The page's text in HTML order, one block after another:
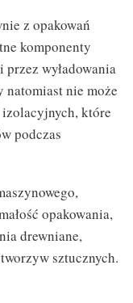
z opakowań
komponenty
wyładowania
natomiast nie może
które
podczas
opakowania,
drewniane,
sztucznych.